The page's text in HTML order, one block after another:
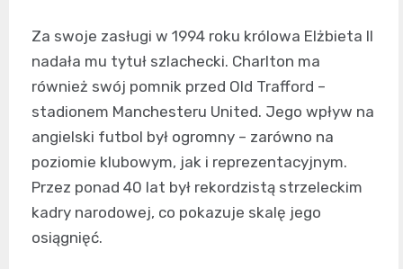
Za swoje zasługi w 1994 roku królowa Elżbieta II
nadała mu tytuł szlachecki. Charlton ma
również swój pomnik przed Old Trafford –
stadionem Manchesteru United. Jego wpływ na
angielski futbol był ogromny – zarówno na
poziomie klubowym, jak i reprezentacyjnym.
Przez ponad 40 lat był rekordzistą strzeleckim
kadry narodowej, co pokazuje skalę jego
osiągnięć.